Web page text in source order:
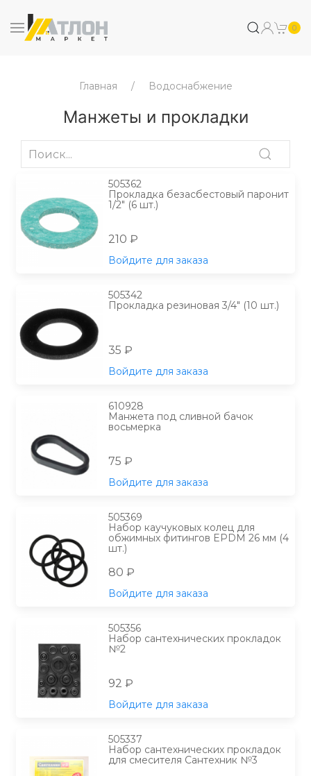
0
Главная Водоснабжение
Манжеты и прокладки
505362
Прокладка безасбестовый паронит
1/2" (6 шт.)
210 ₽
Войдите для заказа
505342
Прокладка резиновая 3/4" (10 шт.)
35 ₽
Войдите для заказа
610928
Манжета под сливной бачок
восьмерка
75 ₽
Войдите для заказа
505369
Набор каучуковых колец для
обжимных фитингов EPDM 26 мм (4
шт.)
80 ₽
Войдите для заказа
505356
Набор сантехнических прокладок
№2
92 ₽
Войдите для заказа
505337
Набор сантехнических прокладок
для смесителя Сантехник №3